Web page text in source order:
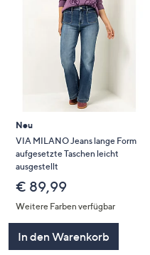
um
diese
anzuzeigen.
Neu
VIA MILANO Jeans lange Form
aufgesetzte Taschen leicht
ausgestellt
€ 89,99
Weitere Farben verfügbar
In den Warenkorb